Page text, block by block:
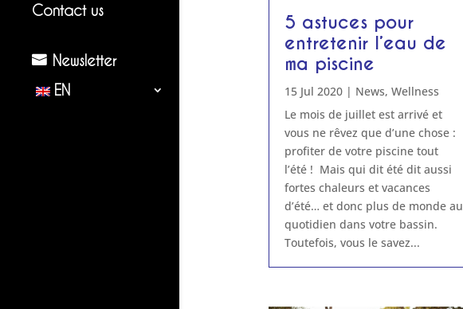
Contact us
Newsletter
EN
5 astuces pour
entretenir l’eau de
ma piscine
15 Jul 2020| News, Wellness
Le mois de juillet est arrivé et
vous ne rêvez que d’une chose :
profiter de votre piscine tout
l’été ! Mais qui dit été dit aussi
fortes chaleurs et vacances
d’été… et donc plus de monde au
quotidien dans votre bassin.
Toutefois, vous le savez...